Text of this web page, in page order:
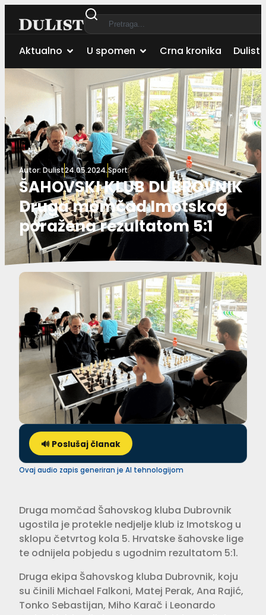
Aktualno U spomen Crna kronika Dulist
Autor: Dulist24.05.2024.Sport
ŠAHOVSKI KLUB DUBROVNIK
Druga momčad Imotskog
poražena rezultatom 5:1
🔊 Poslušaj članak
Ovaj audio zapis generiran je AI tehnologijom
Druga momčad Šahovskog kluba Dubrovnik
ugostila je protekle nedjelje klub iz Imotskog u
sklopu četvrtog kola 5. Hrvatske šahovske lige
te odnijela pobjedu s ugodnim rezultatom 5:1.
Druga ekipa Šahovskog kluba Dubrovnik, koju
su činili Michael Falkoni, Matej Perak, Ana Rajić,
Tonko Sebastijan, Miho Karač i Leonardo